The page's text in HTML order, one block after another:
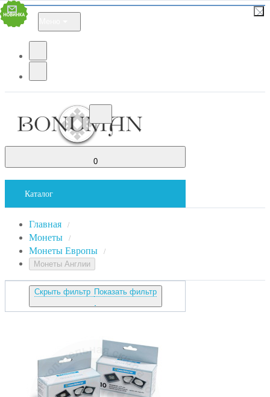
0
Каталог
Главная /
Монеты /
Монеты Европы /
Монеты Англии
Скрыть фильтр Показать фильтр